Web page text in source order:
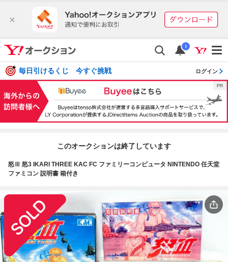
i
毎日引けるくじ 今すぐ挑戦 ログイン
このオークションは終了しています
怒Ⅲ 怒3 IKARI THREE KAC FC ファミリーコンピュータ NINTENDO 任天堂
ファミコン 説明書 箱付き